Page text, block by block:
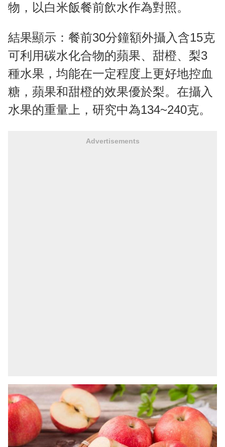
物，以白米飯餐前飲水作為對照。
結果顯示：餐前30分鐘額外攝入含15克
可利用碳水化合物的蘋果、甜橙、梨3
種水果，均能在一定程度上更好地控血
糖，蘋果和甜橙的效果優於梨。在攝入
水果的重量上，研究中為134~240克。
Advertisements